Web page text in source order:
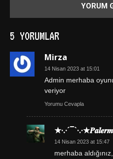
5 YORUMLAR
Mirza
14 Nisan 2023 at 15:01
Admin merhaba
veriyor
Yorumu Cevapla
14 Nisan 2023 at 15:47
merhaba